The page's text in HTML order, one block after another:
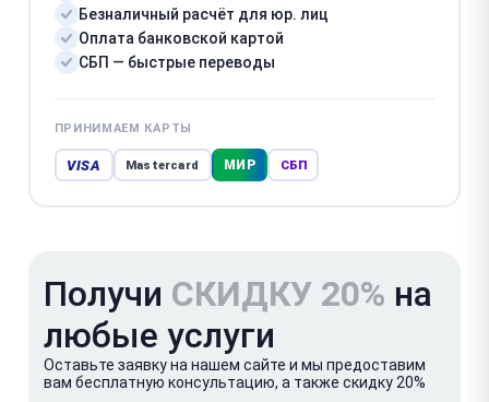
Безналичный расчёт для юр. лиц
Оплата банковской картой
СБП — быстрые переводы
ПРИНИМАЕМ КАРТЫ
VISA Mastercard МИР СБП
Получи СКИДКУ 20% на
любые услуги
Оставьте заявку на нашем сайте и мы предоставим
вам бесплатную консультацию, а также скидку 20%